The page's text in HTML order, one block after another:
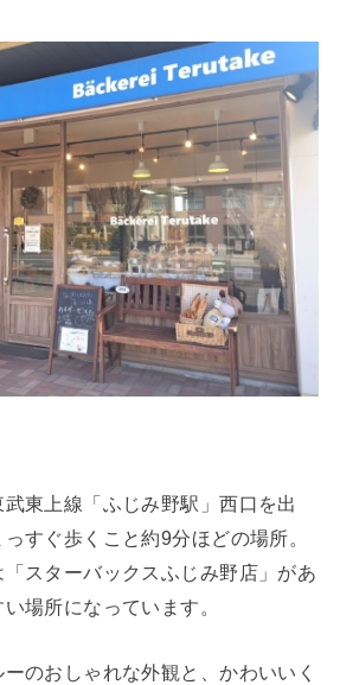
東上線「ふじみ野駅」西口を出
すぐ歩くこと約9分ほどの場所。
スターバックスふじみ野店」があ
場所になっています。
のおしゃれな外観と、かわいいく